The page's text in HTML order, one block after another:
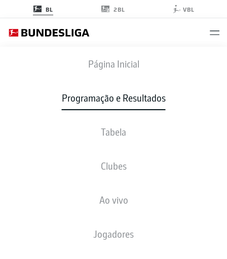
BL 2BL VBL
Página Inicial
Programação e Resultados
Tabela
Clubes
Ao vivo
Jogadores
STP B04
1 2
ESCALAÇÕES